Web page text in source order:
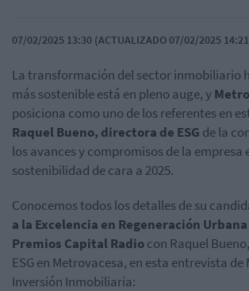
07/02/2025 13:30 (ACTUALIZADO 07/02/2025
La transformación del sector inmobiliario
más sostenible está en pleno auge, y
posiciona como uno de los referentes en
Raquel Bueno, directora de ESG de la
los avances y compromisos de la empresa
sostenibilidad de cara a 2025.
Conocemos todos los detalles de su
a la Excelencia en Regeneración Urbana
Premios Capital Radiocon Raquel
ESG en Metrovacesa, en esta entrevista de
Inversión Inmobiliaria: